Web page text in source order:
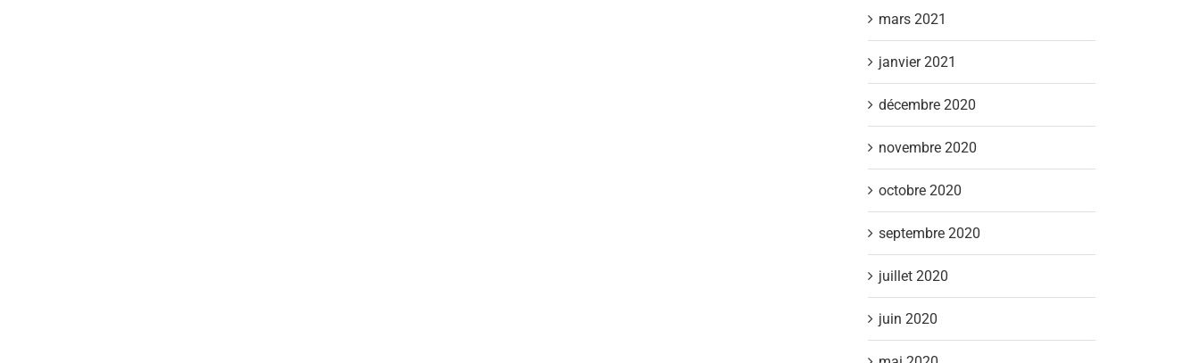
mars 2021
janvier 2021
décembre 2020
novembre 2020
octobre 2020
septembre 2020
juillet 2020
juin 2020